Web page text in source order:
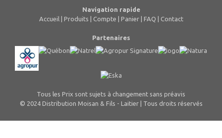
Navigation rapide
Accueil | Produits | Compte | Panier| FAQ | Contact
Partenaires
Tous les Prix sont sujets à changement sans préavis
© 2024 Distribution Moisan & Fils - Laitier | Tous droits réservés